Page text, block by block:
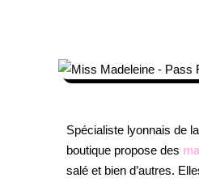
Spécialiste lyonnais de
boutique propose des
salé et bien d’autres.